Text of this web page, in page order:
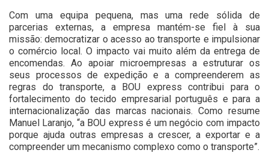
Com uma equipa pequena, mas uma rede sólida de
parcerias externas, a empresa mantém-se fiel à sua
missão: democratizar o acesso ao transporte e impulsionar
o comércio local. O impacto vai muito além da entrega de
encomendas. Ao apoiar microempresas a estruturar os
seus processos de expedição e a compreenderem as
regras do transporte, a BOU express contribui para o
fortalecimento do tecido empresarial português e para a
internacionalização das marcas nacionais. Como resume
Manuel Laranjo, “a BOU express é um negócio com impacto
porque ajuda outras empresas a crescer, a exportar e a
compreender um mecanismo complexo como o transporte”.